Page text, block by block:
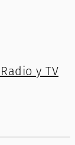
Radio y TV